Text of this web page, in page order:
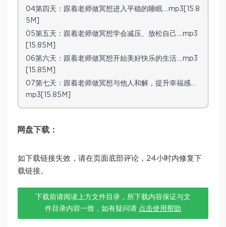
04第四天：跟着老师做冥想进入平稳的睡眠….mp3[15.8
5M]
05第五天：跟着老师做冥想学会减压、放松自己….mp3
[15.85M]
06第六天：跟着老师做冥想开始美好快乐的生活….mp3
[15.85M]
07第七天：跟着老师做冥想与他人和解，提升幸福感…
mp3[15.85M]
网盘下载：
如下载链接失效，请在页面底部评论，24小时内修复下
载链接。
下载前请阅读上方文件目录，所下载内容保证与文
件目录内容一致，如有疑问请 点击使用帮助